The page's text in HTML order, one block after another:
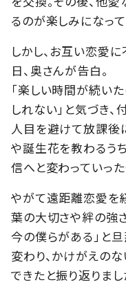
るのが楽しみになって
しかし、お互い恋愛
日、奥さんが告白。
「楽しい時間が続い
しれない」と気づき、
人目を避けて放課後
や誕生花を教わるう
信へと変わっていった
やがて遠距離恋愛を
葉の大切さや絆の強
今の僕らがある」と
変わり、かけがえの
できたと振り返りまし